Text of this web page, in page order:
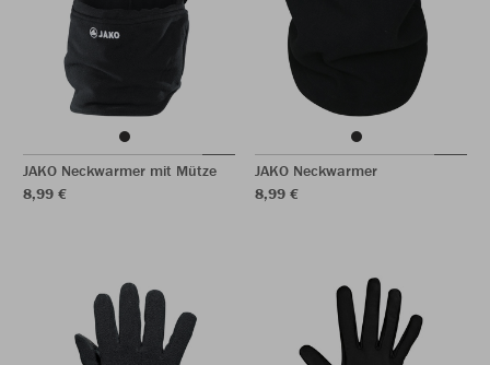
JAKO Neckwarmer mit Mütze
8,99 €
JAKO Neckwarmer
8,99 €